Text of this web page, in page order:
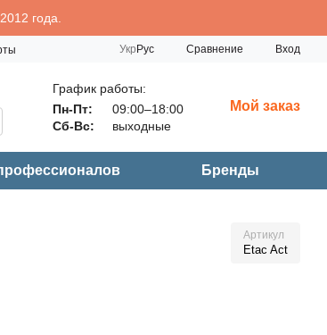
года.
Укр Рус Сравнение Вход
График работы:
Пн-Пт:
09:00–18:00
Сб-Вс:
выходные
Мой заказ
Бренды
Артикул
Etac Act